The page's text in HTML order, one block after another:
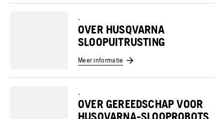
-
OVER HUSQVARNA
SLOOPUITRUSTING
Meer informatie
-
OVER GEREEDSCHAP VOOR